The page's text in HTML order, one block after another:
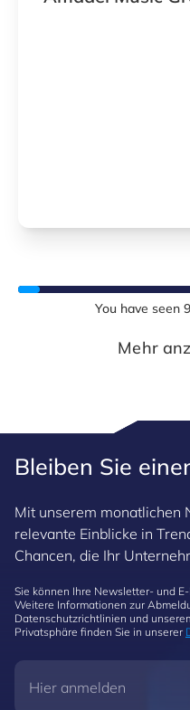
You have seen 9
Mehr
Bleiben Sie
Mit unserem monatlichen
relevante Einblicke in
Chancen, die Ihr
Sie können Ihre Newsletter- und
Weitere Informationen zur
Datenschutzrichtlinien und
Privatsphäre finden Sie in unserer